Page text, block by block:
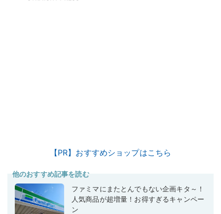
【PR】おすすめショップはこちら
他のおすすめ記事を読む
ファミマにまたとんでもない企画キタ～！
人気商品が超増量！お得すぎるキャンペー
ン